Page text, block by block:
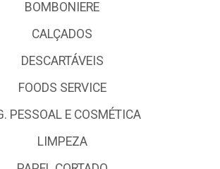
BOMBONIERE
CALÇADOS
DESCARTÁVEIS
FOODS SERVICE
PESSOAL E COSMÉTICA
LIMPEZA